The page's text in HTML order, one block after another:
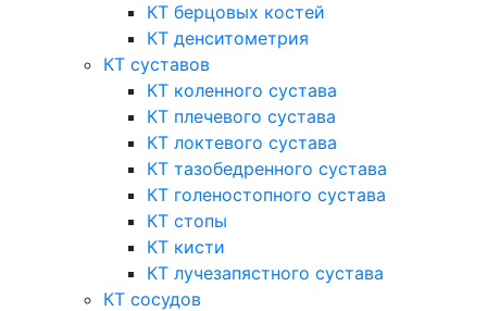
КТ берцовых костей
КТ денситометрия
КТ суставов
КТ коленного сустава
КТ плечевого сустава
КТ локтевого сустава
КТ тазобедренного сустава
КТ голеностопного сустава
КТ стопы
КТ кисти
КТ лучезапястного сустава
КТ сосудов